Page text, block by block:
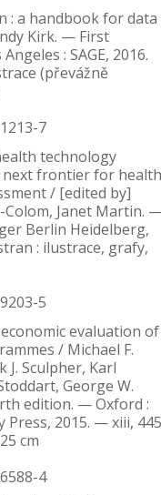
: a handbook for data
Kirk. — First
: SAGE, 2016.
(převážně
7
technology
next frontier for
/ [edited by]
Colom, Janet Martin.
Berlin Heidelberg,
: ilustrace, grafy,
5
evaluation of
/ Michael F.
J. Sculpher, Karl
George W.
edition. — Oxford :
Press, 2015. — xiii,
cm
4